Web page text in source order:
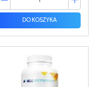
DO KOSZYKA